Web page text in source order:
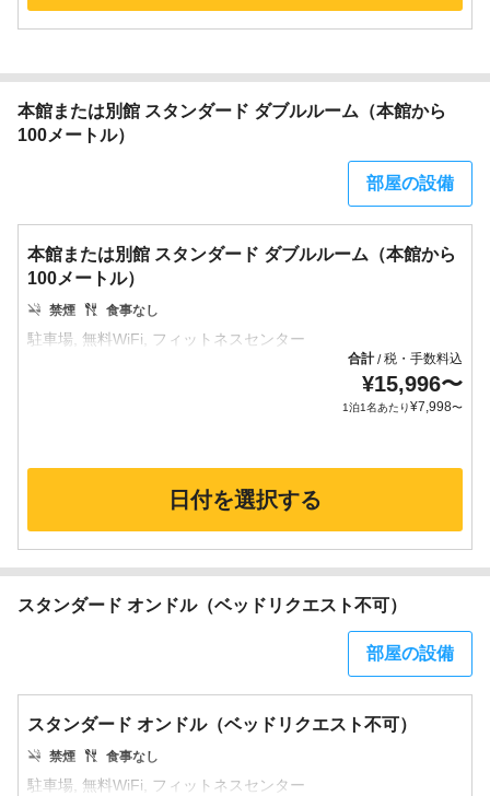
本館または別館 スタンダード ダブルルーム（本館から
100メートル）
部屋の設備
本館または別館 スタンダード ダブルルーム（本館から
100メートル）
禁煙 食事なし
合計/税・手数料込
¥15,996〜
1泊1名あたり¥7,998〜
日付を選択する
スタンダード オンドル（ベッドリクエスト不可）
部屋の設備
スタンダード オンドル（ベッドリクエスト不可）
禁煙 食事なし